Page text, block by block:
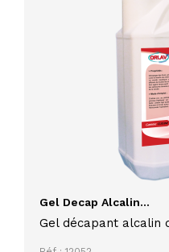
Gel Decap Alcalin...
Gel décapant alcalin